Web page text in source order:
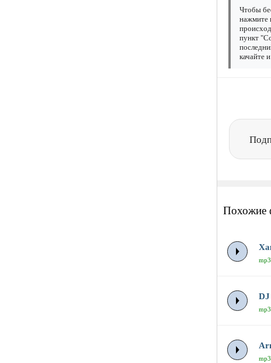
Чтобы
нажмите
пункт
качайте
Похожие
mp3
mp3
mp3